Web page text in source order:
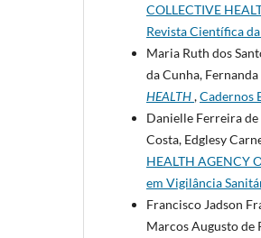
COLLECTIVE
Revista Cientí­fica
Maria Ruth dos
da Cunha,
HEALTH,Cadernos
Danielle Ferreira
Costa, Edglesy
HEALTH AGENCY
em Vigilância
Francisco Jadson
Marcos Augusto de